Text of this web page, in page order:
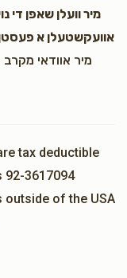
מיר וועלן שאפן די
אוועקשטעלן א פעסטן
מיר אוודאי מקרב
tax deductible
92-3617094
outside of the USA